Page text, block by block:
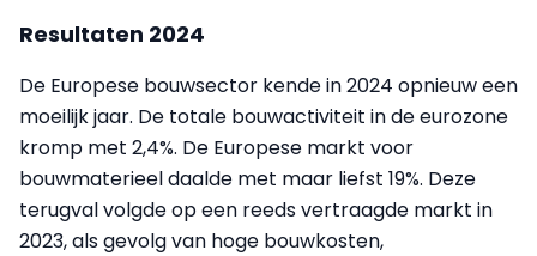
Resultaten 2024
De Europese bouwsector kende in 2024 opnieuw een
moeilijk jaar. De totale bouwactiviteit in de eurozone
kromp met 2,4%. De Europese markt voor
bouwmaterieel daalde met maar liefst 19%. Deze
terugval volgde op een reeds vertraagde markt in
2023, als gevolg van hoge bouwkosten,